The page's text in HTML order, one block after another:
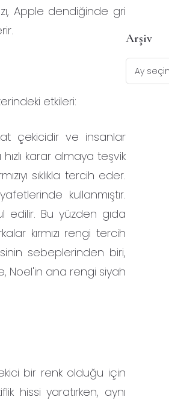
Apple dendiğinde gri
etkileri:
çekicidir ve insanlar
karar almaya teşvik
sıklıkla tercih eder.
kullanmıştır.
edilir. Bu yüzden gıda
kırmızı rengi tercih
sebeplerinden biri,
Noel'in ana rengi siyah
bir renk olduğu için
hissi yaratırken, aynı
Arşiv